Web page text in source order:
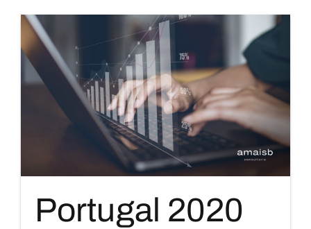
Portugal 2020